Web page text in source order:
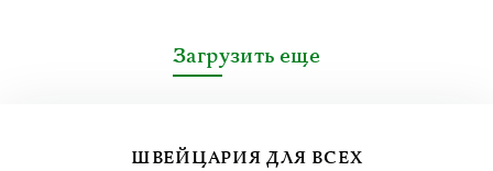
Загрузить еще
ШВЕЙЦАРИЯ ДЛЯ ВСЕХ